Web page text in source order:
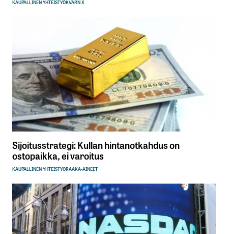
KAUPALLINEN YHTEISTYÖKVARN X
Sijoitusstrategi: Kullan hintanotkahdus on
ostopaikka, ei varoitus
KAUPALLINEN YHTEISTYÖRAAKA-AINEET